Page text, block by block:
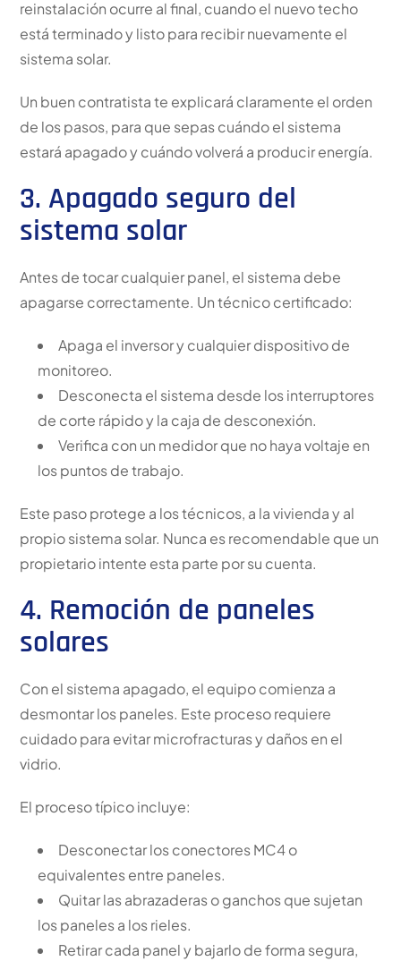
reinstalación ocurre al final, cuando el nuevo techo
está terminado y listo para recibir nuevamente el
sistema solar.
Un buen contratista te explicará claramente el orden
de los pasos, para que sepas cuándo el sistema
estará apagado y cuándo volverá a producir energía.
3. Apagado seguro del
sistema solar
Antes de tocar cualquier panel, el sistema debe
apagarse correctamente. Un técnico certificado:
Apaga el inversor y cualquier dispositivo de
monitoreo.
Desconecta el sistema desde los interruptores
de corte rápido y la caja de desconexión.
Verifica con un medidor que no haya voltaje en
los puntos de trabajo.
Este paso protege a los técnicos, a la vivienda y al
propio sistema solar. Nunca es recomendable que un
propietario intente esta parte por su cuenta.
4. Remoción de paneles
solares
Con el sistema apagado, el equipo comienza a
desmontar los paneles. Este proceso requiere
cuidado para evitar microfracturas y daños en el
vidrio.
El proceso típico incluye:
Desconectar los conectores MC4 o
equivalentes entre paneles.
Quitar las abrazaderas o ganchos que sujetan
los paneles a los rieles.
Retirar cada panel y bajarlo de forma segura,